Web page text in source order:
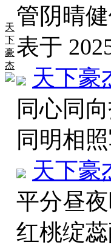
天
下
豪
杰
管阴晴
表于
天下豪
同心同
同明相
天下豪
平分昼
红桃绽